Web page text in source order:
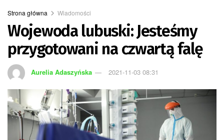
Strona główna Wiadomości
Wojewoda lubuski: Jesteśmy
przygotowani na czwartą falę
Aurelia Adaszyńska 2021-11-03 08:31